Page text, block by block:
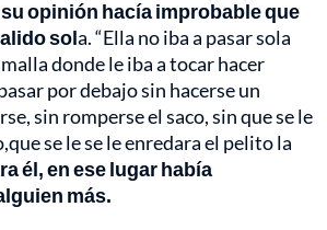
opinión hacía improbable que
sola. “Ella no iba a pasar sola
donde le iba a tocar hacer
por debajo sin hacerse un
sin romperse el saco, sin que se le
se le se le enredara el pelito la
él, en ese lugar había
más.